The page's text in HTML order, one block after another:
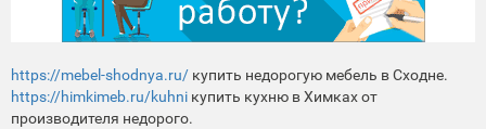
https://mebel-shodnya.ru/ купить недорогую мебель в Сходне.
https://himkimeb.ru/kuhni купить кухню в Химках от
производителя недорого.